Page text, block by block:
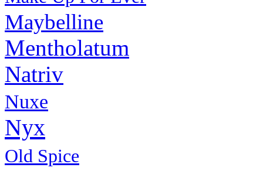
Maybelline
Mentholatum
Natriv
Nuxe
Nyx
Old Spice